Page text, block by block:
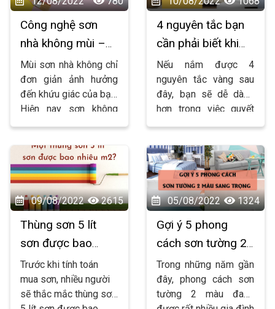
Công nghệ sơn
nhà không mùi –
xu hướng của
tương lai
Mùi sơn nhà không chỉ
đơn giản ảnh hưởng
đến khứu giác của bạn.
Hiện nay sơn không
4 nguyên tắc bạn
cần phải biết khi
chọn màu sơn nội
thất
Nếu nắm được 4
nguyên tắc vàng sau
đây, bạn sẽ dễ dàng
hơn trong việc quyết
09/08/2022 2615
Thùng sơn 5 lít
sơn được bao
nhiêu m2?
Trước khi tính toán
mua sơn, nhiều người
sẽ thắc mắc thùng sơn
05/08/2022 1324
Gợi ý 5 phong
cách sơn tường 2
màu sang trọng
Trong những năm gần
đây, phong cách sơn
tường 2 màu đang